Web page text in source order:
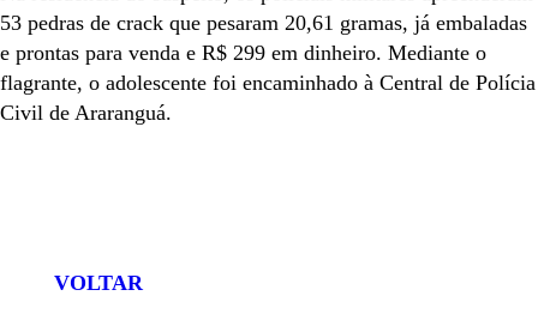
53 pedras de crack que pesaram 20,61 gramas, já embaladas
e prontas para venda e R$ 299 em dinheiro. Mediante o
flagrante, o adolescente foi encaminhado à Central de Polícia
Civil de Araranguá.
VOLTAR